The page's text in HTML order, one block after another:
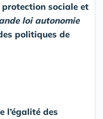
protection sociale et
loi autonomie
politiques de
l’égalité des